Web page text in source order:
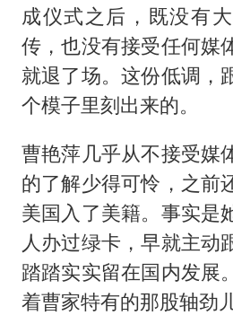
成仪式之后，既没有
传，也没有接受任何媒
就退了场。这份低调，
个模子里刻出来的。
曹艳萍几乎从不接受媒
的了解少得可怜，之前
美国入了美籍。事实是
人办过绿卡，早就主动
踏踏实实留在国内发展
着曹家特有的那股轴劲儿